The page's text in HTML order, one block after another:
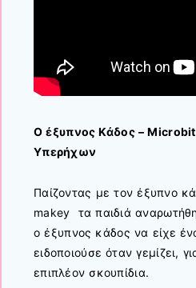
Ο έξυπνος Κάδος –
Υπερήχων
Παίζοντας με τον έξυπνο
makey τα παιδιά
ο έξυπνος κάδος να είχε
ειδοποιούσε όταν γεμίζει,
επιπλέον σκουπίδια.